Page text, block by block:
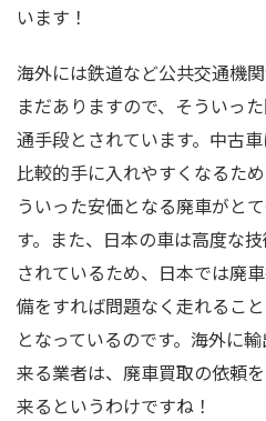
います！
海外には鉄道など公共交通機
まだありますので、そういっ
通手段とされています。中古
比較的手に入れやすくなるた
ういった安価となる廃車がと
す。また、日本の車は高度な
されているため、日本では廃
備をすれば問題なく走れるこ
となっているのです。海外に
来る業者は、廃車買取の依頼
来るというわけですね！